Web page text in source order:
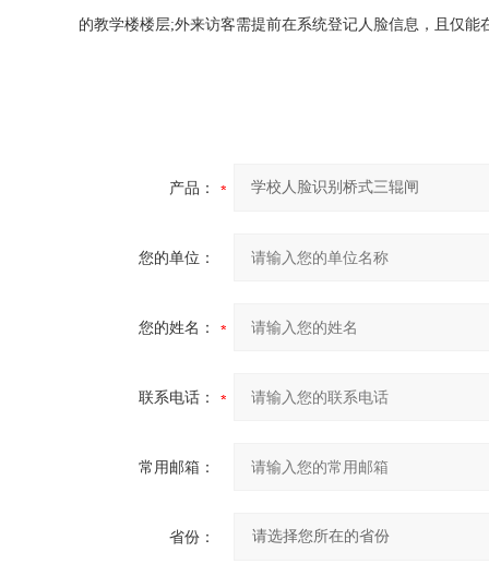
的教学楼楼层;外来访客需提前在系统登记人脸信息，且仅
产品：
您的单位：
您的姓名：
联系电话：
常用邮箱：
省份：